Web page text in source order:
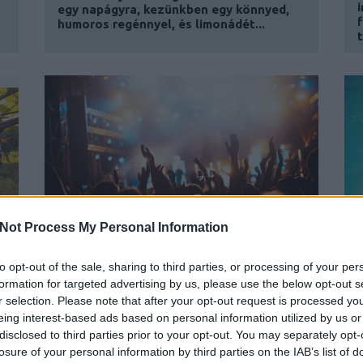
Process My Personal Information
opt-out of the sale, sharing to third parties, or processing of your
for targeted advertising by us, please use the below opt-out
selection. Please note that after your opt-out request is processed
interest-based ads based on personal information utilized by us
to third parties prior to your opt-out. You may separately
of your personal information by third parties on the IAB’s list of
egy napágyra, kezünkben egy könnyed,
humoros regénnyel, és limonádét...
INDUL A FESZTIVÁLSZEZON! –
ZENEI ÉS KULTURÁLIS
ESEMÉNYAJÁNLÓ A FŐVÁROSON
INNEN ÉS TÚL
BY:CORVINUS HALLGATÓI MÉDIAKÖZPONT